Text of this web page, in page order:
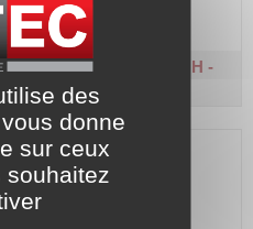
HT
- Fibre de verre
Classe H -
6 mm des
donne
sur ceux
souhaitez